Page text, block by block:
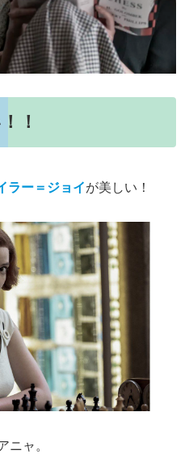
！
ラー＝ジョイが美しい！
ニャ。